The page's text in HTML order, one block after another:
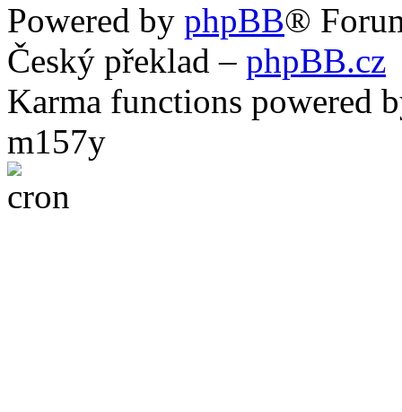
Powered by phpBB®
Český překlad – phpBB.cz
Karma functions powered
m157y